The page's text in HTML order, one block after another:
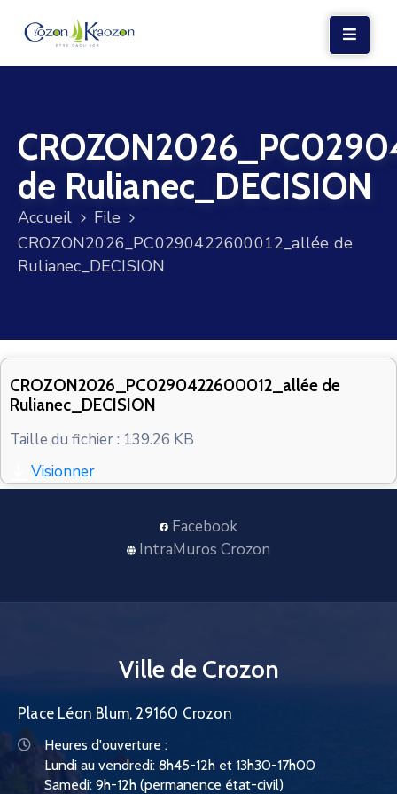
VIE
LOCALE
VIE
SOCIALE
TERRE
VOS
CONTACT
de Rulianec_DECISION
Accueil
File
CROZON2026_PC0290422600012_allée de
Rulianec_DECISION
CROZON2026_PC0290422600012_allée de
Rulianec_DECISION
Taille du fichier : 139.26 KB
Visionner
Facebook
IntraMuros Crozon
Ville de Crozon
Place Léon Blum, 29160 Crozon
Heures d'ouverture :
Lundi au vendredi: 8h45-12h et 13h30-17h00
Samedi: 9h-12h (permanence état-civil)